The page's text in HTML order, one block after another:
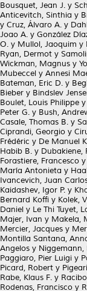
Bousquet, Jean J. y
Anticevitch, Sinthia y
y Cruz, Álvaro A. y
Joao A. y González
O. y Mullol, Jaoquim y
Ryan, Dermot y
Wickman, Magnus y
Mubeccel y Annesi
Bateman, Eric D. y
Bieber y Bindslev
Boulet, Louis Philippe y
Peter G. y Bush,
Casale, Thomas B. y
Ciprandi, Georgio y
Frédéric y De Manuel
Habib B. y Dubakiene,
Forastiere, Francesco y
María Antonieta y
Ivancevich, Juan
Kaidashev, Igor P. y
Bernard Koffi y Kolek,
Daniel y Le Thi Tuyet,
Majer, Ivan y Makela,
Mercier, Jacques y
Montilla Santana,
Angelos y Niggemann,
Paggiaro, Pier Luigi y
Picard, Robert y
Rabe, Klaus F. y
Rodenas, Francisco y